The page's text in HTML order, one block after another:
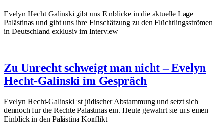
Evelyn Hecht-Galinski gibt uns Einblicke in die aktuelle Lage
Palästinas und gibt uns ihre Einschätzung zu den Flüchtlingsströmen
in Deutschland exklusiv im Interview
Zu Unrecht schweigt man nicht – Evelyn
Hecht-Galinski im Gespräch
Evelyn Hecht-Galinski ist jüdischer Abstammung und setzt sich
dennoch für die Rechte Palästinas ein. Heute gewährt sie uns einen
Einblick in den Palästina Konflikt